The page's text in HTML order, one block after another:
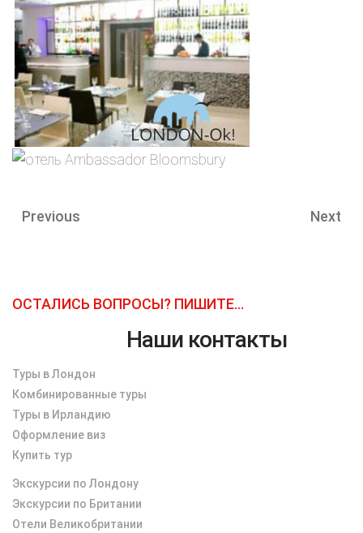
Previous Next
ОСТАЛИСЬ ВОПРОСЫ? ПИШИТЕ...
Наши контакты
Туры в Лондон
Комбинированные туры
Туры в Ирландию
Оформление виз
Купить тур
Экскурсии по Лондону
Экскурсии по Британии
Отели Великобритании